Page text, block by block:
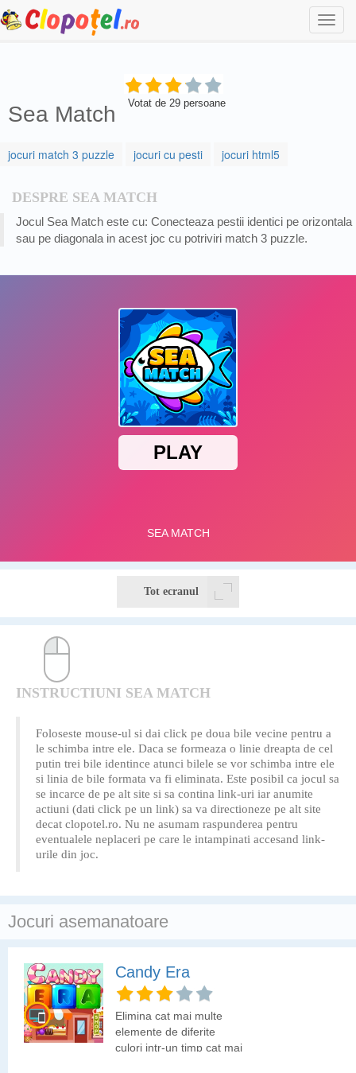
Sea Match Votat de 29 persoane
jocuri match 3 puzzle jocuri cu pesti jocuri html5
DESPRE SEA MATCH
Jocul Sea Match este cu: Conecteaza pestii identici pe orizontala
sau pe diagonala in acest joc cu potriviri match 3 puzzle.
Tot ecranul
INSTRUCTIUNI SEA MATCH
Foloseste mouse-ul si dai click pe doua bile vecine pentru a
le schimba intre ele. Daca se formeaza o linie dreapta de cel
putin trei bile identince atunci bilele se vor schimba intre ele
si linia de bile formata va fi eliminata. Este posibil ca jocul sa
se incarce de pe alt site si sa contina link-uri iar anumite
actiuni (dati click pe un link) sa va directioneze pe alt site
decat clopotel.ro. Nu ne asumam raspunderea pentru
eventualele neplaceri pe care le intampinati accesand link-
urile din joc.
Jocuri asemanatoare
Candy Era
Elimina cat mai multe
elemente de diferite
culori intr-un timp cat mai